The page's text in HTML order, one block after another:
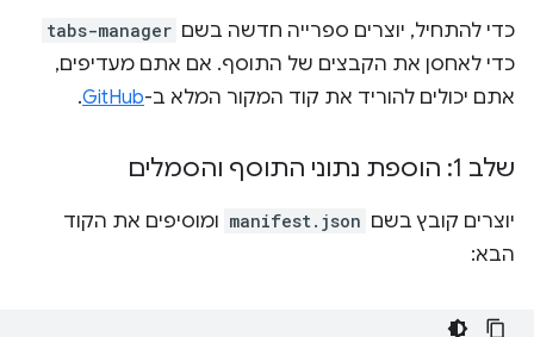
כדי להתחיל, יוצרים ספרייה חדשה בשם tabs-manager
כדי לאחסן את הקבצים של התוסף. אם אתם מעדיפים,
אתם יכולים להוריד את קוד המקור המלא ב-GitHub
.
שלב 1: הוספת נתוני התוסף והסמלים
יוצרים קובץ בשם manifest.json ומוסיפים את הקוד
הבא: